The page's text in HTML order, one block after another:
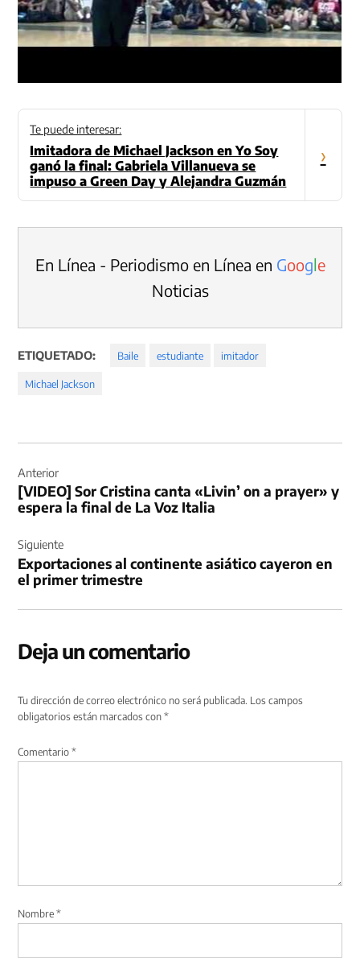
Te puede interesar:
Imitadora de Michael Jackson en Yo Soy
ganó la final: Gabriela Villanueva se
impuso a Green Day y Alejandra Guzmán
›
En Línea - Periodismo en Línea en Google
Noticias
ETIQUETADO: Baile estudiante imitador
Michael Jackson
de
entradas
Anterior
[VIDEO] Sor Cristina canta «Livin’ on a prayer» y
espera la final de La Voz Italia
Siguiente
Exportaciones al continente asiático cayeron en
el primer trimestre
Deja un comentario
Tu dirección de correo electrónico no será publicada. Los campos
obligatorios están marcados con*
Comentario*
Nombre*